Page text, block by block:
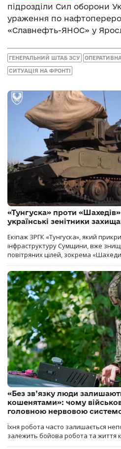
підрозділи Сил оборони
ураження по
«Славнефть-ЯНОС» у
ГЕНЕРАЛЬНИЙ ШТАБ ЗСУ
СИТУАЦІЯ НА ФРОНТІ
«Тунгуска» проти
українські зенітники
Екіпаж ЗРГК «Тунгуска», який
інфраструктуру Сумщини, вже
повітряних цілей, зокрема
«Без зв’язку люди
кошенятами»: чому
головною нервовою
Їхня робота часто залишається
залежить бойова робота та життя